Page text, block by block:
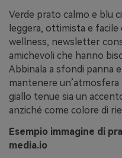
Verde prato calmo e blu
leggera, ottimista e facile
wellness, newsletter
amichevoli che hanno
Abbinala a sfondi panna
mantenere un’atmosfera
giallo tenue sia un
anziché come colore di
Esempio immagine di
media.io